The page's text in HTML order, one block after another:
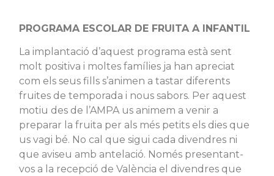
PROGRAMA ESCOLAR DE FRUITA A INFANTIL
La implantació d’aquest programa està sent
molt positiva i moltes famílies ja han apreciat
com els seus fills s’animen a tastar diferents
fruites de temporada i nous sabors. Per aquest
motiu des de l’AMPA us animem a venir a
preparar la fruita per als més petits els dies que
us vagi bé. No cal que sigui cada divendres ni
que aviseu amb antelació. Només presentant-
vos a la recepció de València el divendres que